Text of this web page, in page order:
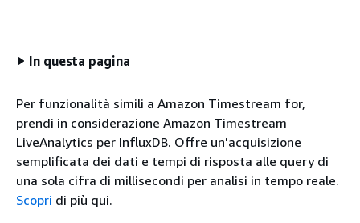
In questa pagina
Per funzionalità simili a Amazon Timestream for,
prendi in considerazione Amazon Timestream
LiveAnalytics per InfluxDB. Offre un'acquisizione
semplificata dei dati e tempi di risposta alle query di
una sola cifra di millisecondi per analisi in tempo reale.
Scopri di più qui.